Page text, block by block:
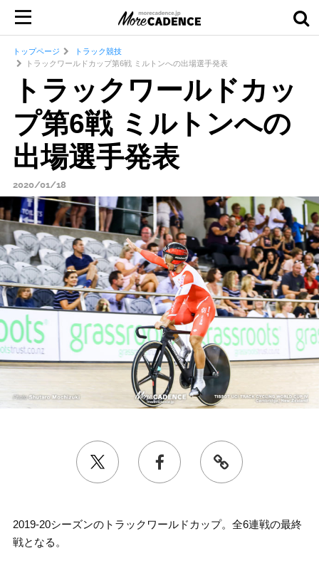
トップページ
トラック競技
トラックワールドカップ第6戦 ミルトンへの出場選手発表
トラックワールドカッ
プ第6戦 ミルトンへの
出場選手発表
2020/01/18
2019-20シーズンのトラックワールドカップ。全6連戦の最終
戦となる。